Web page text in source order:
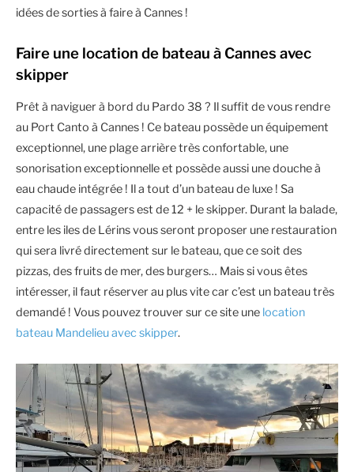
idées de sorties à faire à Cannes !
Faire une location de bateau à Cannes avec
skipper
Prêt à naviguer à bord du Pardo 38 ? Il suffit de vous rendre
au Port Canto à Cannes ! Ce bateau possède un équipement
exceptionnel, une plage arrière très confortable, une
sonorisation exceptionnelle et possède aussi une douche à
eau chaude intégrée ! Il a tout d’un bateau de luxe ! Sa
capacité de passagers est de 12 + le skipper. Durant la balade,
entre les iles de Lérins vous seront proposer une restauration
qui sera livré directement sur le bateau, que ce soit des
pizzas, des fruits de mer, des burgers… Mais si vous êtes
intéresser, il faut réserver au plus vite car c’est un bateau très
demandé ! Vous pouvez trouver sur ce site une location
bateau Mandelieu avec skipper.